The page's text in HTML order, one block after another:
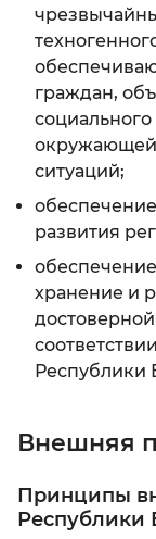
граждан,
окружающей
ситуаций;
развития
хранение и
Республики
Внешняя
Принципы
Республики